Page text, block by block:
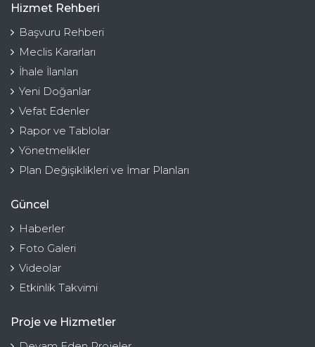
Hizmet Rehberi
Başvuru Rehberi
Meclis Kararları
İhale İlanları
Yeni Doğanlar
Vefat Edenler
Rapor ve Tablolar
Yönetmelikler
Plan Değişiklikleri ve İmar Planları
Güncel
Haberler
Foto Galeri
Videolar
Etkinlik Takvimi
Proje ve Hizmetler